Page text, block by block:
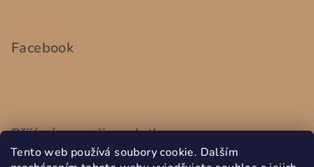
Tento web používá soubory cookie. Dalším
Facebook
Přijímáme online platby